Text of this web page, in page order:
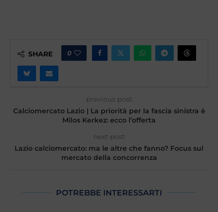
SHARE 0
previous post
Calciomercato Lazio | La priorità per la fascia sinistra è
Milos Kerkez: ecco l’offerta
next post
Lazio calciomercato: ma le altre che fanno? Focus sul
mercato della concorrenza
POTREBBE INTERESSARTI